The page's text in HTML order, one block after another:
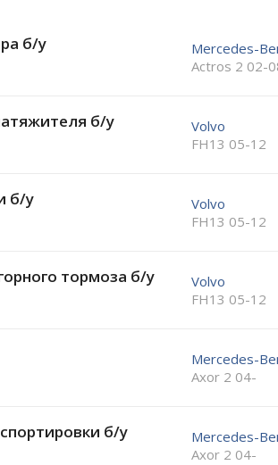
б/у
Mercedes-
Actros 2 02-
б/у
Volvo
FH13 05-12
б/у
Volvo
FH13 05-12
тормоза б/у
Volvo
FH13 05-12
Mercedes-
Axor 2 04-
б/у
Mercedes-
Axor 2 04-